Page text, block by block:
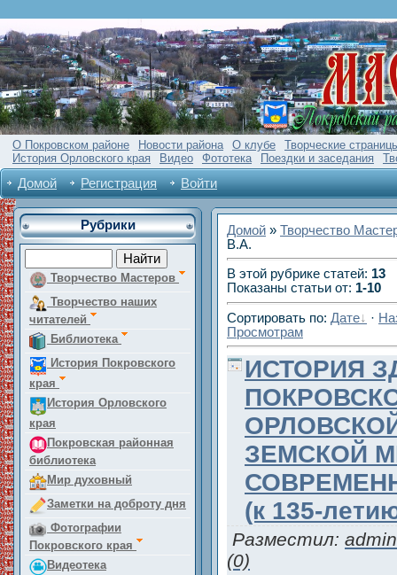
О Покровском районе Новости района О клубе
Творческие
История Орловского края
Видео Фототека Поездки и заседания
Домой Регистрация Войти
Рубрики
Творчество Мастеров
Творчество наших
читателей
Библиотека
История Покровского
края
История Орловского
края
Покровская районная
библиотека
Мир духовный
Заметки на доброту дня
Фотографии
Покровского края
Видеотека
Домой » Творчество
В.А.
В этой рубрике статей: 13
Показаны статьи от: 1-10
Сортировать по: Дате ·
Просмотрам
ИСТОРИЯ
ЗЕМСКОЙ
(к 135-
Разместил: admin
(0)